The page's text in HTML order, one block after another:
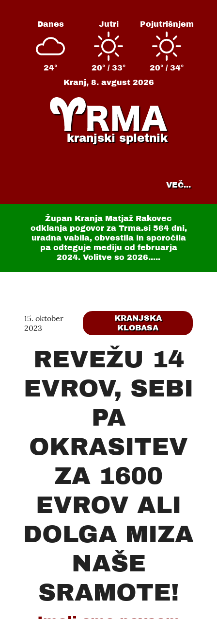
Danes
24°
Jutri
20° / 33°
Pojutrišnjem
20° / 34°
Kranj, 8. avgust 2026
kranjski spletnik
VEČ...
Župan Kranja Matjaž Rakovec
odklanja pogovor za Trma.si 564 dni,
uradna vabila, obvestila in sporočila
pa odteguje mediju od februarja
2024. Volitve so 2026.....
15. oktober
2023
KRANJSKA
KLOBASA
REVEŽU 14
EVROV, SEBI
PA
OKRASITEV
ZA 1600
EVROV ALI
DOLGA MIZA
NAŠE
SRAMOTE!